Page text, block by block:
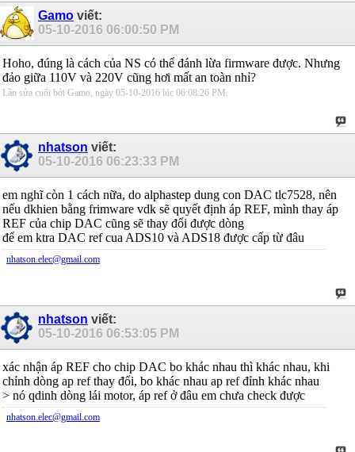
Gamo viết:
05-10-2016 06:00:50 PM
Hoho, đúng là cách của NS có thể đánh lừa firmware được. Nhưng
đảo giữa 110V và 220V cũng hơi mất an toàn nhỉ?
Lần sửa cuối bởi Gamo, ngày 05-10-2016 lúc 06:08:26 PM .
nhatson viết:
05-10-2016 06:23:33 PM
em nghĩ còn 1 cách nữa, do alphastep dung con DAC tlc7528, nên
nếu dkhien bằng frimware vdk sẽ quyết định áp REF, mình thay áp
REF của chip DAC cũng sẽ thay đổi được dòng
để em ktra DAC ref cua ADS10 và ADS18 được cấp từ đâu
nhatson.elec@gmail.com
nhatson viết:
05-10-2016 06:53:05 PM
xác nhận áp REF cho chip DAC bo khác nhau thì khác nhau, khi
chỉnh dòng ap ref thay đổi, bo khác nhau ap ref đỉnh khác nhau
> nó qdinh dòng lái motor, áp ref ở đâu em chưa check được
nhatson.elec@gmail.com